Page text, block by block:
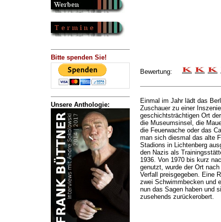
Bitte spenden Sie!
Unsere Anthologie:
Bewertung:
Einmal im Jahr lädt das
Zuschauer zu einer
geschichtsträchtigen Ort
die Museumsinsel, die
die Feuerwache oder das
man sich diesmal das alte
Stadions in Lichtenberg
den Nazis als
1936. Von 1970 bis kurz
genutzt, wurde der Ort
Verfall preisgegeben. Eine
zwei Schwimmbecken und
nun das Sagen haben und
zusehends zurückerobert.